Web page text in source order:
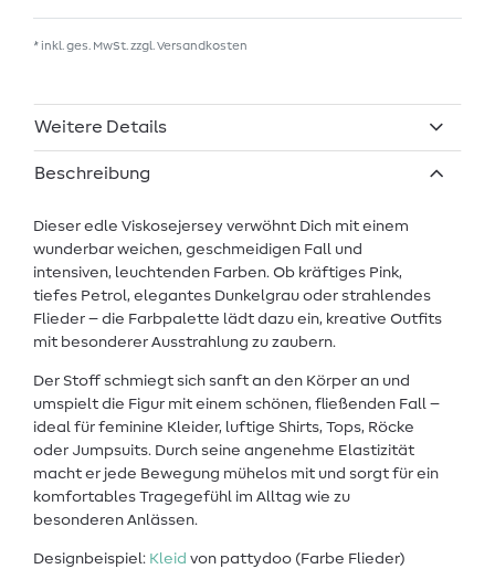
* inkl. ges. MwSt. zzgl. Versandkosten
Weitere Details
Beschreibung
Dieser edle Viskosejersey verwöhnt Dich mit einem
wunderbar weichen, geschmeidigen Fall und
intensiven, leuchtenden Farben. Ob kräftiges Pink,
tiefes Petrol, elegantes Dunkelgrau oder strahlendes
Flieder – die Farbpalette lädt dazu ein, kreative Outfits
mit besonderer Ausstrahlung zu zaubern.
Der Stoff schmiegt sich sanft an den Körper an und
umspielt die Figur mit einem schönen, fließenden Fall –
ideal für feminine Kleider, luftige Shirts, Tops, Röcke
oder Jumpsuits. Durch seine angenehme Elastizität
macht er jede Bewegung mühelos mit und sorgt für ein
komfortables Tragegefühl im Alltag wie zu
besonderen Anlässen.
Designbeispiel: Kleid von pattydoo (Farbe Flieder)